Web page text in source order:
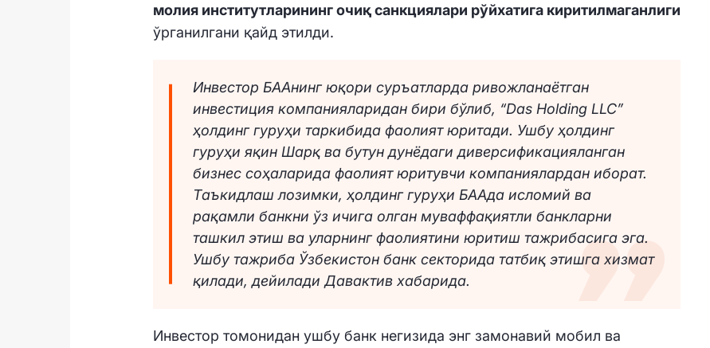
молия институтларининг очиқ санкциялари рўйхатига киритилмаганлиги
ўрганилгани қайд этилди.
Инвестор БААнинг юқори суръатларда ривожланаётган
инвестиция компанияларидан бири бўлиб, “Das Holding LLC”
ҳолдинг гуруҳи таркибида фаолият юритади. Ушбу ҳолдинг
гуруҳи яқин Шарқ ва бутун дунёдаги диверсификацияланган
бизнес соҳаларида фаолият юритувчи компаниялардан иборат.
Таъкидлаш лозимки, ҳолдинг гуруҳи БААда исломий ва
рақамли банкни ўз ичига олган муваффақиятли банкларни
ташкил этиш ва уларнинг фаолиятини юритиш тажрибасига эга.
Ушбу тажриба Ўзбекистон банк секторида татбиқ этишга хизмат
қилади, дейилади Давактив хабарида.
Инвестор томонидан ушбу банк негизида энг замонавий мобил ва